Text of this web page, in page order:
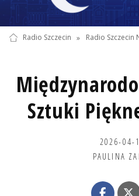
Radio Szczecin » Radio Szczecin
Sztuki
2026-04-
PAULINA